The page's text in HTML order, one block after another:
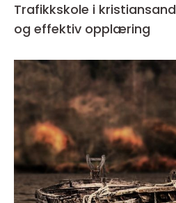
Trafikkskole i kristiansand slik finner du trygg
og effektiv opplæring